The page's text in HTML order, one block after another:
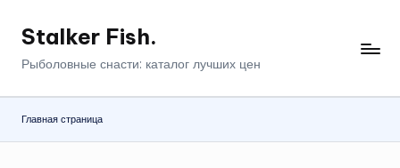
Перейти
Stalker Fish.
Рыболовные снасти: каталог лучших цен
Главная страница